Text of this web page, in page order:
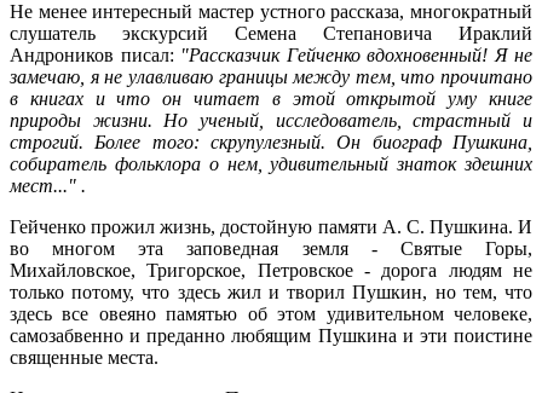
Не менее интересный мастер устного рассказа, многократный
слушатель экскурсий Семена Степановича Ираклий
Андроников писал: "Рассказчик Гейченко вдохновенный! Я не
замечаю, я не улавливаю границы между тем, что прочитано
в книгах и что он читает в этой открытой уму книге
природы жизни. Но ученый, исследователь, страстный и
строгий. Более того: скрупулезный. Он биограф Пушкина,
собиратель фольклора о нем, удивительный знаток здешних
мест..." .
Гейченко прожил жизнь, достойную памяти А. С. Пушкина. И
во многом эта заповедная земля - Святые Горы,
Михайловское,Тригорское, Петровское - дорога людям не
только потому, что здесь жил и творил Пушкин, но тем, что
здесь все овеяно памятью об этом удивительном человеке,
самозабвенно и преданно любящим Пушкина и эти поистине
священные места.